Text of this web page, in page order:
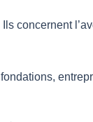
concernent